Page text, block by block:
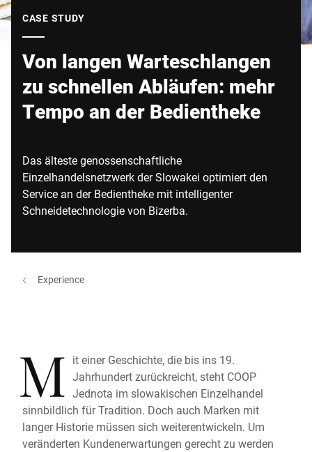
CASE STUDY
Von langen Warteschlangen
zu schnellen Abläufen: mehr
Tempo an der Bedientheke
Das älteste genossenschaftliche
Einzelhandelsnetzwerk der Slowakei optimiert den
Service an der Bedientheke mit intelligenter
Schneidetechnologie von Bizerba.
Experience
M it einer Geschichte, die bis ins 19.
Jahrhundert zurückreicht, steht COOP
Jednota im slowakischen Einzelhandel
sinnbildlich für Tradition. Doch auch Marken mit
langer Historie müssen sich weiterentwickeln. Um
veränderten Kundenerwartungen gerecht zu werden